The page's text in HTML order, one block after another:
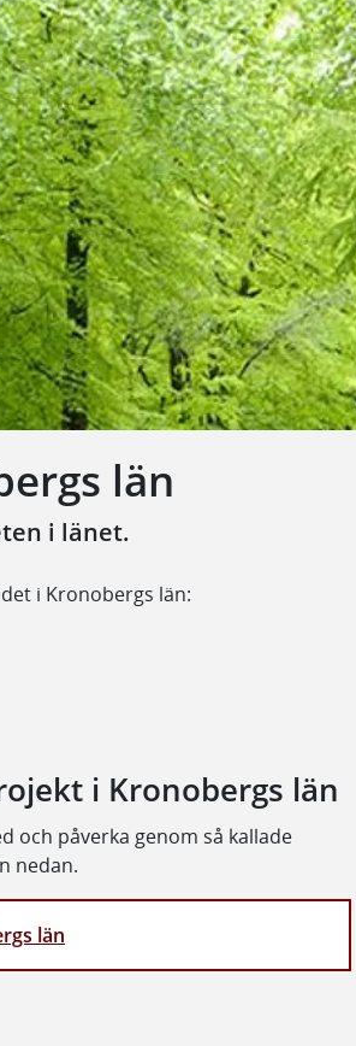
län
i länet.
i Kronobergs län:
i Kronobergs län
och påverka genom så kallade
nedan.
län